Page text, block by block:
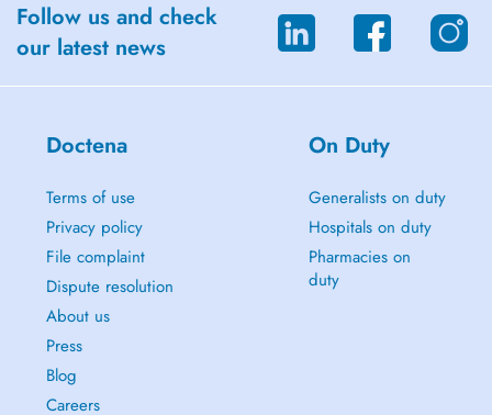
Follow us and check
our latest news
Doctena
Terms of use
Privacy policy
File complaint
Dispute resolution
About us
Press
Blog
Careers
On Duty
Generalists on duty
Hospitals on duty
Pharmacies on
duty